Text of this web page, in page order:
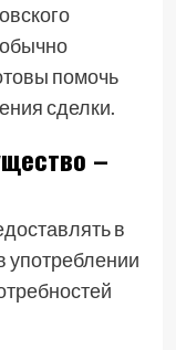
помочь
сделки.
–
в
употреблении